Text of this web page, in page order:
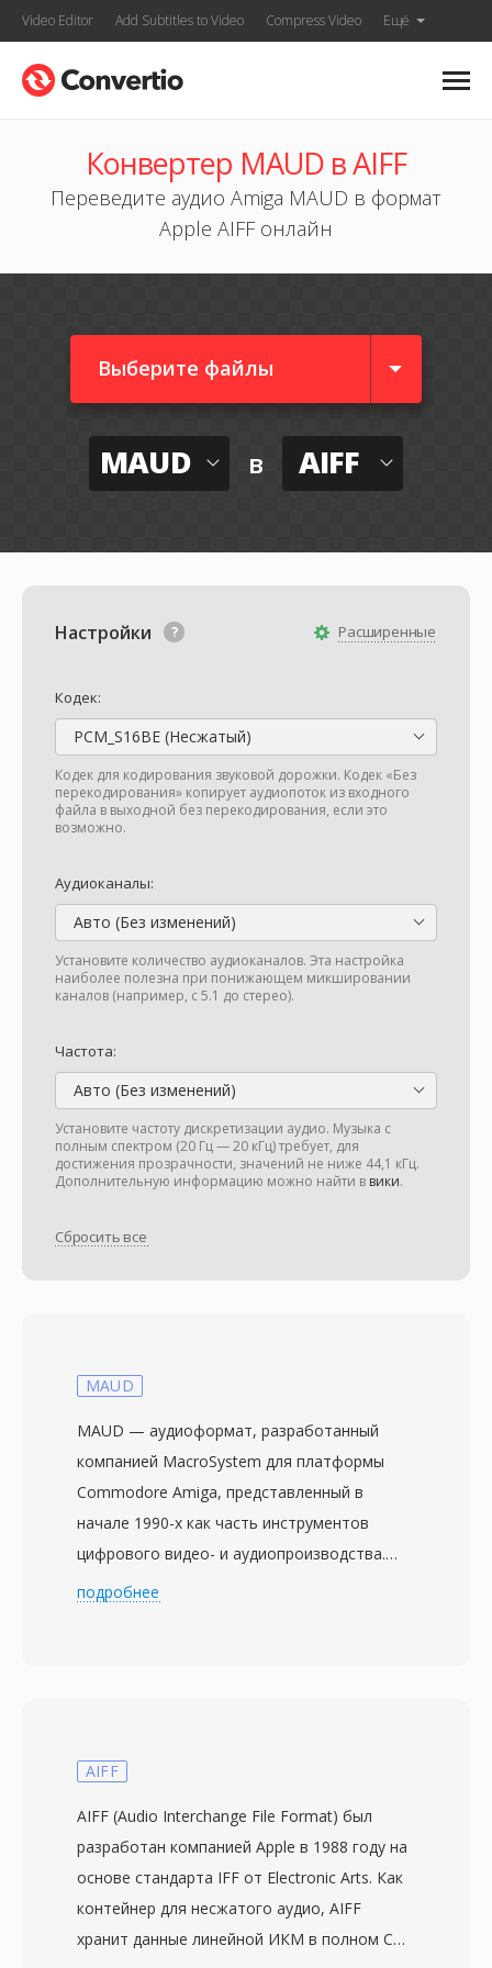
Video Editor Add Subtitles to Video Compress Video Ещё
Конвертер MAUD в AIFF
Переведите аудио Amiga MAUD в формат
Apple AIFF онлайн
Выберите файлы
MAUD в AIFF
Расширенные
Настройки
Кодек:
PCM_S16BE (Несжатый)
Кодек для кодирования звуковой дорожки. Кодек «Без
перекодирования» копирует аудиопоток из входного
файла в выходной без перекодирования, если это
возможно.
Аудиоканалы:
Авто (Без изменений)
Установите количество аудиоканалов. Эта настройка
наиболее полезна при понижающем микшировании
каналов (например, с 5.1 до стерео).
Частота:
Авто (Без изменений)
Установите частоту дискретизации аудио. Музыка с
полным спектром (20 Гц — 20 кГц) требует, для
достижения прозрачности, значений не ниже 44,1 кГц.
Дополнительную информацию можно найти в вики.
Сбросить все
MAUD
MAUD — аудиоформат, разработанный
компанией MacroSystem для платформы
Commodore Amiga, представленный в
начале 1990-х как часть инструментов
цифрового видео- и аудиопроизводства.
Построенный на блочной архитектуре
метаданных. Формат поддерживает моно и
частотой дискретизации до 48 кГц —
профессиональные характеристики для
оборудования Amiga. Доступны как
знаковая линейная ИКМ, так и кодировки A-
law/mu-law, предлагая выбор между
подробнее
AIFF
AIFF (Audio Interchange File Format) был
разработан компанией Apple в 1988 году на
основе стандарта IFF от Electronic Arts. Как
контейнер для несжатого аудио, AIFF
хранит данные линейной ИКМ в полном CD-